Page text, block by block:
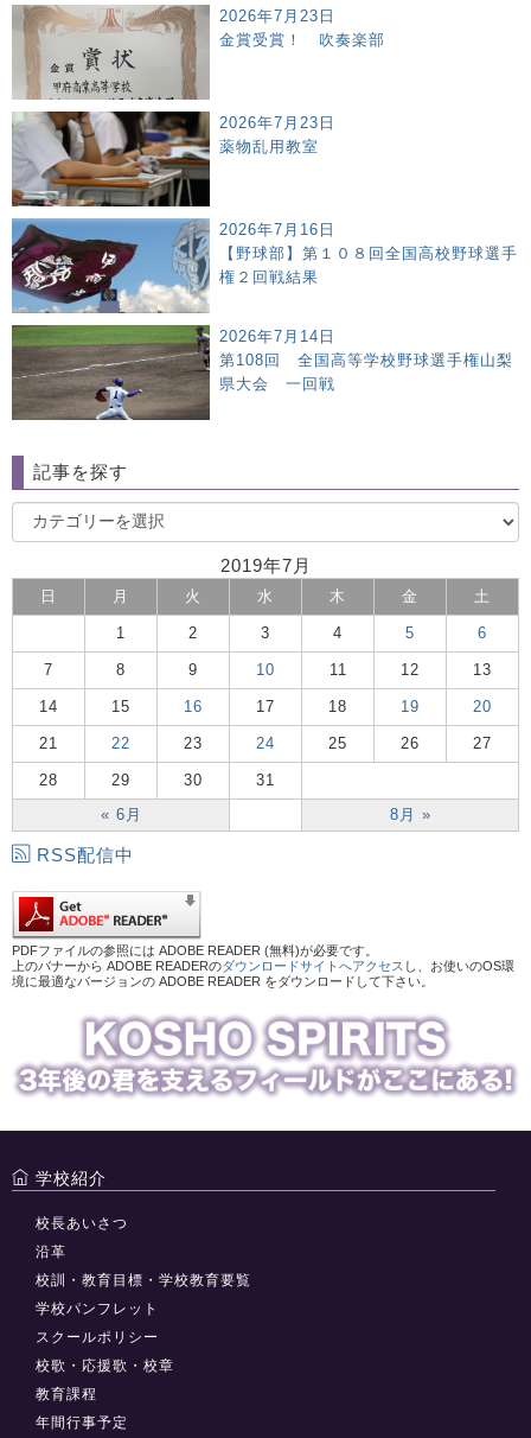
2026年7月23日
金賞受賞！ 吹奏楽部
2026年7月23日
薬物乱用教室
2026年7月16日
【野球部】第１０８回全国高校野球選手
権２回戦結果
2026年7月14日
第108回 全国高等学校野球選手権山梨
県大会 一回戦
記事を探す
2019年7月
日 月 火 水 木 金 土
« 6月 8月 »
1 2 3 4 5 6
7 8 9 10 11 12 13
14 15 16 17 18 19 20
21 22 23 24 25 26 27
28 29 30 31
RSS配信中
PDFファイルの参照には ADOBE READER (無料)が必要です。
上のバナーから ADOBE READERのダウンロードサイトへアクセス し、お使いのOS環
境に最適なバージョンの ADOBE READER をダウンロードして下さい。
学校紹介
校長あいさつ
沿革
校訓・教育目標・学校教育要覧
学校パンフレット
スクールポリシー
校歌・応援歌・校章
教育課程
年間行事予定